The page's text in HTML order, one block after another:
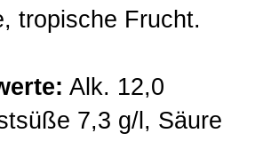
tropische Frucht.
Alk. 12,0
7,3 g/l, Säure